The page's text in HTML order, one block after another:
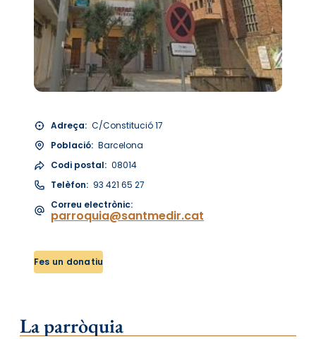
Adreça: C/Constitució 17
Població: Barcelona
Codi postal: 08014
Telèfon: 93 421 65 27
Correu electrònic:
parroquia@santmedir.cat
Fes un donatiu
La parròquia